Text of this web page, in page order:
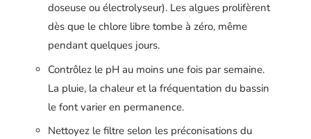
doseuse ou électrolyseur). Les algues prolifèrent
dès que le chlore libre tombe à zéro, même
pendant quelques jours.
Contrôlez le pH au moins une fois par semaine.
La pluie, la chaleur et la fréquentation du bassin
le font varier en permanence.
Nettoyez le filtre selon les préconisations du